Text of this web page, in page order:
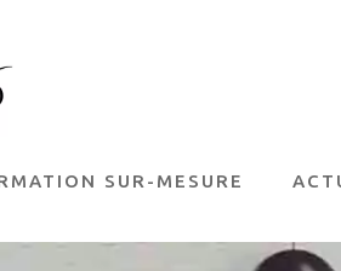
claire et indépendante, un plan
(déduit si tu poursuis avec
SUR-MESURE